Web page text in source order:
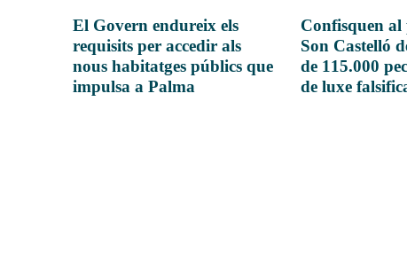
El Govern endureix els
requisits per accedir als
nous habitatges públics que
impulsa a Palma
Confisquen al
Son Castelló
de 115.000
de luxe